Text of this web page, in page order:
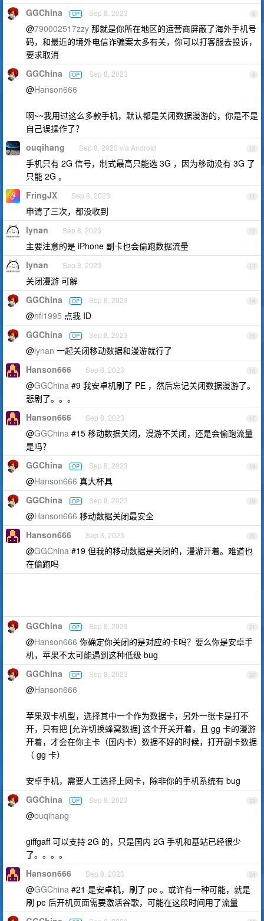
8
GGChina OP Sep 8, 2023
@790002517zzy 那就是你所在地区的运营商屏蔽了海外手机号
码，和最近的境外电信诈骗案太多有关，你可以打客服去投诉，
要求取消
9
GGChina OP Sep 8, 2023
@Hanson666
啊~~我用过这么多款手机，默认都是关闭数据漫游的，你是不是
自己误操作了？
10
ouqihang Sep 8, 2023 via Android
手机只有 2G 信号，制式最高只能选 3G ，因为移动没有 3G 了
只能 2G 。
11
FringJX Sep 8, 2023
申请了三次，都没收到
12
lynan Sep 8, 2023
主要注意的是 iPhone 副卡也会偷跑数据流量
13
lynan Sep 8, 2023
关闭漫游 可解
14
GGChina OP Sep 8, 2023
@hfl1995 点我 ID
15
GGChina OP Sep 8, 2023
@lynan 一起关闭移动数据和漫游就行了
16
Hanson666 Sep 8, 2023
@GGChina #9 我安卓机刷了 PE ，然后忘记关闭数据漫游了。
悲剧了。。。
17
Hanson666 Sep 8, 2023
@GGChina #15 移动数据关闭，漫游不关闭，还是会偷跑流量
是吗？
18
GGChina OP Sep 8, 2023
@Hanson666 真大杯具
19
GGChina OP Sep 8, 2023
@Hanson666 移动数据关闭最安全
20
Hanson666 Sep 8, 2023
@GGChina #19 但我的移动数据是关闭的，漫游开着。难道也
在偷跑吗
21
GGChina OP Sep 8, 2023
@Hanson666 你确定你关闭的是对应的卡吗？要么你是安卓手
机，苹果不太可能遇到这种低级 bug
22
GGChina OP Sep 8, 2023
@Hanson666
苹果双卡机型，选择其中一个作为数据卡，另外一张卡是打不
开，只有把 [允许切换蜂窝数据] 这个开关开着，且 gg 卡的漫游
开着，才会在你主卡（国内卡）数据不好的时候，打开副卡数据
（ gg 卡）
安卓手机，需要人工选择上网卡，除非你的手机系统有 bug
23
GGChina OP Sep 8, 2023
@ouqihang
giffgaff 可以支持 2G 的，只是国内 2G 手机和基站已经很少
了。。。。
24
Hanson666 Sep 8, 2023
@GGChina #21 是安卓机，刷了 pe 。或许有一种可能，就是
刷 pe 后开机页面需要激活谷歌，可能在这段时间用了流量